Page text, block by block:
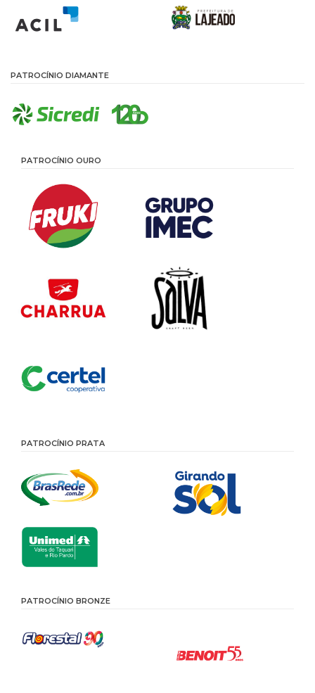
PATROCÍNIO DIAMANTE
PATROCÍNIO OURO
PATROCÍNIO PRATA
PATROCÍNIO BRONZE